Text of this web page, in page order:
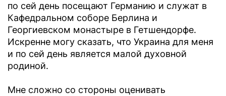
по сей день посещают Германию и служат в
Кафедральном соборе Берлина и
Георгиевском монастыре в Гетшендорфе.
Искренне могу сказать, что Украина для меня
и по сей день является малой духовной
родиной.
Мне сложно со стороны оценивать